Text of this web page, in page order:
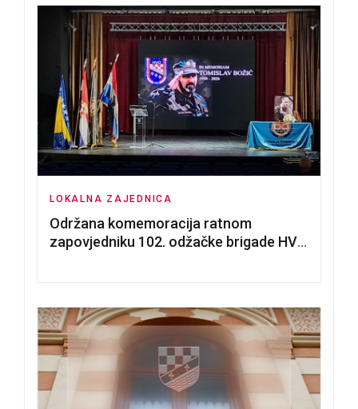
LOKALNA ZAJEDNICA
Održana komemoracija ratnom
zapovjedniku 102. odžačke brigade HVO